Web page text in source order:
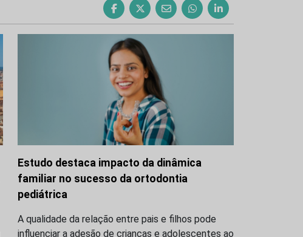
Estudo destaca impacto da dinâmica
familiar no sucesso da ortodontia
pediátrica
A qualidade da relação entre pais e filhos pode
influenciar a adesão de crianças e adolescentes ao